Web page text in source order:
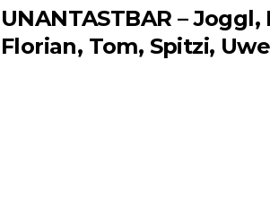
UNANTASTBAR – Joggl,
Florian, Tom, Spitzi, Uwe